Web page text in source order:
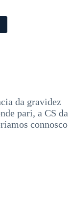
da gravidez
pari, a CS da
connosco